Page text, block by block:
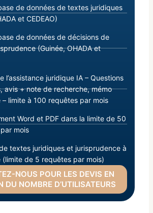
de données de textes juridiques
et CEDEAO)
de données de décisions de
(Guinée, OHADA et
l’assistance juridique IA – Questions
avis + note de recherche, mémo
limite à 100 requêtes par mois
Word et PDF dans la limite de 50
mois
textes juridiques et jurisprudence à
(limite de 5 requêtes par mois)
NOUS POUR LES DEVIS EN
DU NOMBRE D’UTILISATEURS